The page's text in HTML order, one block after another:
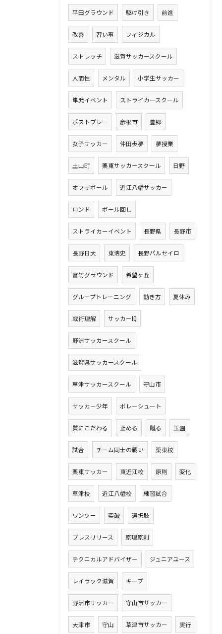
平田グラウンド 駆け引き 前進
改善 習い事 フィジカル
ストレッチ 滋賀サッカースクール
人間性 メンタル 小学生サッカー
単発イベント ストライカースクール
ポストプレー 彦根市 豊郷
女子サッカー 仲田歩夢 夢授業
土山町 栗東サッカースクール 日野
オフザボール 近江八幡サッカー
ロンド ボール回し
ストライカーイベント 長野県 長野市
長野日大 東浩史 長野パルセイロ
富竹グラウンド 希望ヶ丘
グループトレーニング 動き方 夏休み
戦術理解 サッカーIQ
野洲サッカースクール
滋賀県サッカースクール
草津サッカースクール 守山市
サッカー少年 ボレーシュート
質にこだわる 止める 蹴る 玉園
試合 チーム同士の戦い 栗東校
栗東サッカー 東近江校 原則 変化
草津校 近江八幡校 練習試合
ワンツー 突破 選択肢
プレスリリース 原理原則
テクニカルアドバイザー ジュニアユース
レイラック滋賀 キープ
野洲市サッカー 守山市サッカー
大津市 守山 草津市サッカー 実行